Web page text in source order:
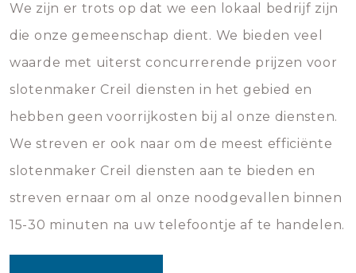
We zijn er trots op dat we een lokaal bedrijf zijn
die onze gemeenschap dient. We bieden veel
waarde met uiterst concurrerende prijzen voor
slotenmaker Creil diensten in het gebied en
hebben geen voorrijkosten bij al onze diensten.
We streven er ook naar om de meest efficiënte
slotenmaker Creil diensten aan te bieden en
streven ernaar om al onze noodgevallen binnen
15-30 minuten na uw telefoontje af te handelen.